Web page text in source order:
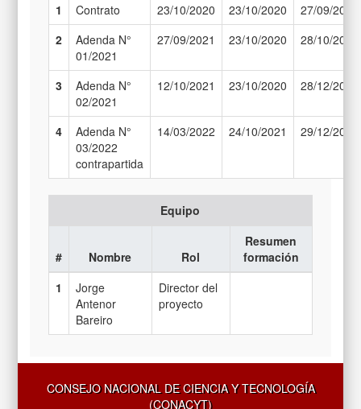
1
Contrato 23/10/2020 23/10/2020
27/09/2021
2
Adenda N°
01/2021
27/09/2021 23/10/2020 28/10/2021
3
Adenda N°
02/2021
12/10/2021 23/10/2020 28/12/2021
4
Adenda N°
03/2022
contrapartida
14/03/2022 24/10/2021 29/12/2021
Equipo
# Nombre Rol
Resumen
formación
1
Jorge
Antenor
Bareiro
Director del
proyecto
CONSEJO NACIONAL DE CIENCIA Y TECNOLOGÍA
(CONACYT)